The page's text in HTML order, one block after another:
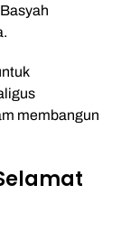
membangun